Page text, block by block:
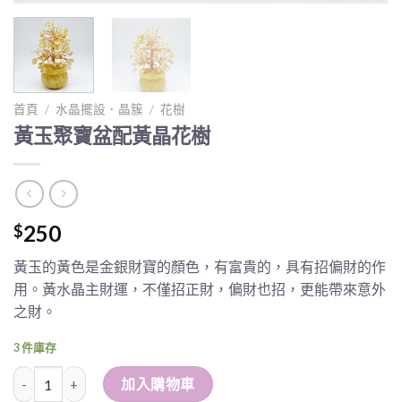
首頁 / 水晶擺設．晶簇 / 花樹
黃玉聚寶盆配黃晶花樹
$250
黃玉的黃色是金銀財寶的顏色，有富貴的，具有招偏財的作
用。黃水晶主財運，不僅招正財，偏財也招，更能帶來意外
之財。
3 件庫存
黃玉聚寶盆配黃晶花樹 數量
加入購物車